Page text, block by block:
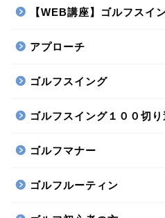
【WEB講座】ゴルフスイ
アプローチ
ゴルフスイング
ゴルフスイング１００切
ゴルフマナー
ゴルフルーティン